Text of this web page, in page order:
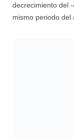
decrecimiento del
mismo periodo del